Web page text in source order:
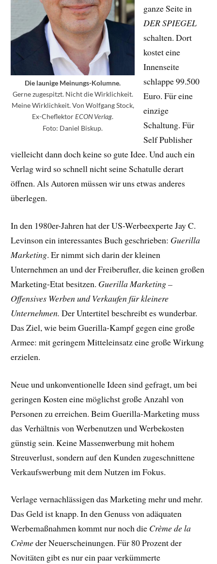
Die launige Meinungs-Kolumne.
Gerne zugespitzt. Nicht die Wirklichkeit.
Meine Wirklichkeit. Von Wolfgang Stock,
Ex-CheflektorECON Verlag.
Foto: Daniel Biskup.
ganze Seite in
DERSPIEGEL
schalten. Dort
kostet eine
Innenseite
schlappe 99.500
Euro. Für eine
einzige
Schaltung. Für
Self Publisher
vielleicht dann doch keine so gute Idee. Und auch ein
Verlag wird so schnell nicht seine Schatulle derart
öffnen. Als Autoren müssen wir uns etwas anderes
überlegen.
In den 1980er-Jahren hat der US-Werbeexperte Jay C.
Levinson ein interessantes Buch geschrieben: Guerilla
Marketing. Er nimmt sich darin der kleinen
Unternehmen an und der Freiberufler, die keinen großen
Marketing-Etat besitzen. Guerilla Marketing –
Offensives Werben und Verkaufen für kleinere
Unternehmen.Der Untertitel beschreibt es wunderbar.
Das Ziel, wie beim Guerilla-Kampf gegen eine große
Armee: mit geringem Mitteleinsatz eine große Wirkung
erzielen.
Neue und unkonventionelle Ideen sind gefragt, um bei
geringen Kosten eine möglichst große Anzahl von
Personen zu erreichen. Beim Guerilla-Marketing muss
das Verhältnis von Werbenutzen und Werbekosten
günstig sein. Keine Massenwerbung mit hohem
Streuverlust, sondern auf den Kunden zugeschnittene
Verkaufswerbung mit dem Nutzen im Fokus.
Verlage vernachlässigen das Marketing mehr und mehr.
Das Geld ist knapp. In den Genuss von adäquaten
Werbemaßnahmen kommt nur noch die Crème de la
Crèmeder Neuerscheinungen. Für 80 Prozent der
Novitäten gibt es nur ein paar verkümmerte